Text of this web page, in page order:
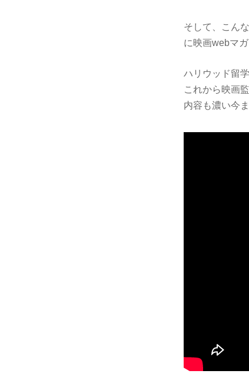
そして、こん
に映画webマ
ハリウッド留
これから映画
内容も濃い今